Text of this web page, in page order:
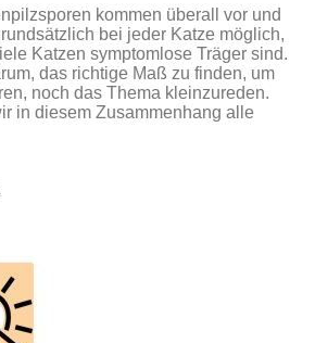
kommen überall vor und
bei jeder Katze möglich,
Katzen symptomlose Träger sind.
das richtige Maß zu finden, um
noch das Thema kleinzureden.
in diesem Zusammenhang alle